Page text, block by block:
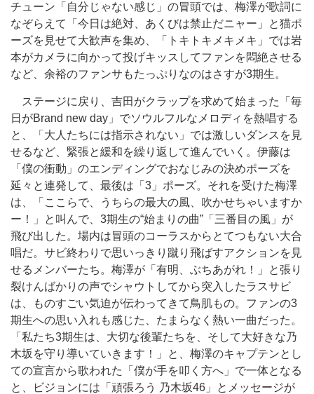
チューン「自分じゃない感じ」の冒頭では、梅澤が歌詞に
なぞらえて「今日は絶対、あくびは禁止だニャー」と猫ポ
ーズを見せて大歓声を集め、「トキトキメキメキ」では岩
本がカメラに向かって投げキッスしてファンを悶絶させる
など、余裕のファンサもたっぷりなのはさすが3期生。
ステージに戻り、吉田がクラップを求めて始まった「毎
日がBrand new day」でソウルフルなメロディを熱唱する
と、「大人たちには指示されない」では激しいダンスを見
せるなど、緊張と緩和を繰り返して進んでいく。伊藤は
「僕の衝動」のエンディングでおなじみの決めポーズを
延々と連発して、最後は「3」ポーズ。それを受けた梅澤
は、「ここらで、うちらの最大の風、吹かせちゃいますか
ー！」と叫んで、3期生の“始まりの曲”「三番目の風」が
飛び出した。場内は冒頭のコーラスからとてつもない大合
唱だ。サビ終わりで思いっきり蹴り飛ばすアクションを見
せるメンバーたち。梅澤が「有明、ぶちあがれ！」と張り
裂けんばかりの声でシャウトしてから突入したラスサビ
は、ものすごい気迫が伝わってきて鳥肌もの。ファンの3
期生への思い入れも感じた、たまらなく熱い一曲だった。
「私たち3期生は、大切な後輩たちを、そして大好きな乃
木坂を守り導いていきます！」と、梅澤のキャプテンとし
ての宣言から歌われた「僕が手を叩く方へ」で一体となる
と、ビジョンには「頑張ろう 乃木坂46」とメッセージが